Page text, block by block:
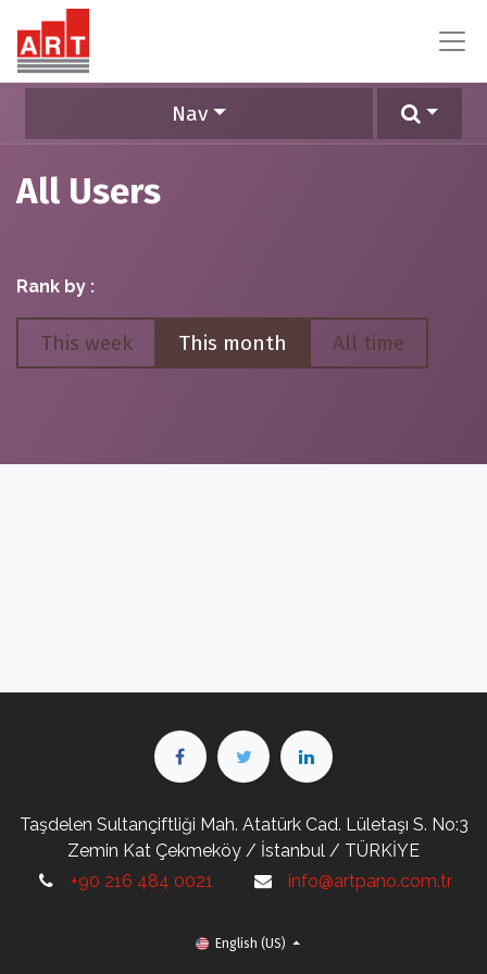
Nav
All Users
Rank by :
This week This month All time
Taşdelen Sultançiftliği Mah. Atatürk Cad. Lületaşı S. No:3
Zemin Kat Çekmeköy / İstanbul / TÜRKİYE
+90 216 484 0021
info@artpano.com.tr
English (US)